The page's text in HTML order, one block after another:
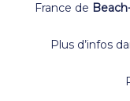
France de
Plus d’infos